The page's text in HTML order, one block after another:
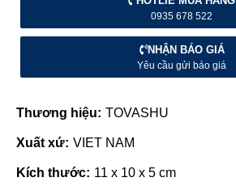
0935 678 522
NHẬN BÁO GIÁ
Yêu cầu gửi báo giá
Thương hiệu: TOVASHU
Xuất xứ: VIET NAM
Kích thước: 11 x 10 x 5 cm